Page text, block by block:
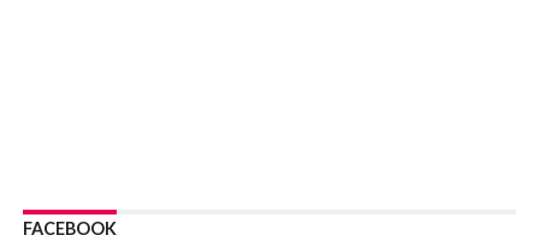
06 sierpnia 2026
FACEBOOK